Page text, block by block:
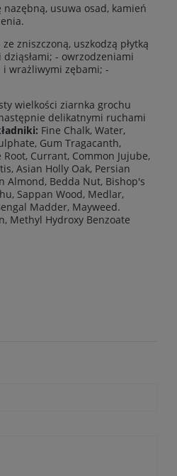
nazębną, usuwa osad, kamień
zniszczoną, uszkodzą płytką
- owrzodzeniami
wrażliwymi zębami; -
wielkości ziarnka grochu
delikatnymi ruchami
Fine Chalk, Water,
Gum Tragacanth,
Currant, Common Jujube,
Asian Holly Oak, Persian
Almond, Bedda Nut, Bishop's
Sappan Wood, Medlar,
Madder, Mayweed.
Methyl Hydroxy Benzoate